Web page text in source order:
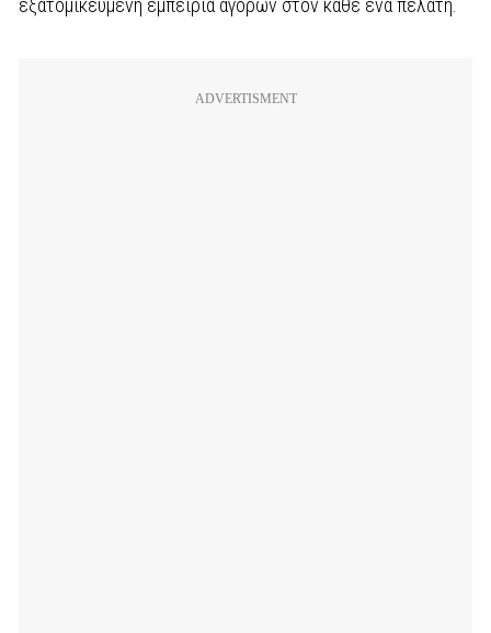
εξατομικευμένη εμπειρία αγορών στον κάθε ένα πελάτη.